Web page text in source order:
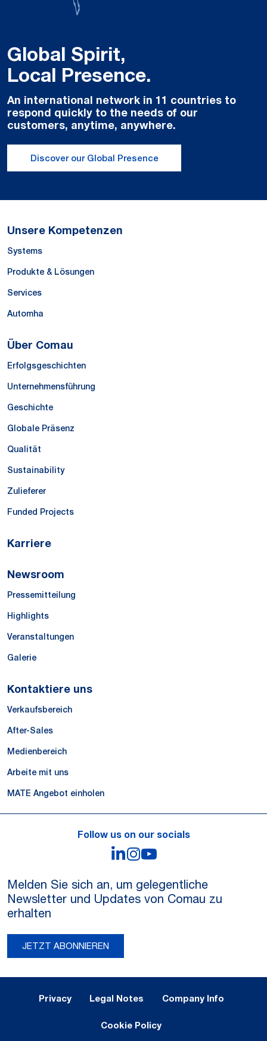
Global Spirit,
Local Presence.
An international network in 11 countries to
respond quickly to the needs of our
customers, anytime, anywhere.
Discover our Global Presence
Unsere Kompetenzen
Systems
Produkte & Lösungen
Services
Automha
Über Comau
Erfolgsgeschichten
Unternehmensführung
Geschichte
Globale Präsenz
Qualität
Sustainability
Zulieferer
Funded Projects
Karriere
Newsroom
Pressemitteilung
Highlights
Veranstaltungen
Galerie
Kontaktiere uns
Verkaufsbereich
After-Sales
Medienbereich
Arbeite mit uns
MATE Angebot einholen
Follow us on our socials
LinkedIn
Instagram
Melden Sie sich an, um gelegentliche
Newsletter und Updates von Comau zu
erhalten
JETZT ABONNIEREN
Privacy Legal Notes Company Info
Cookie Policy